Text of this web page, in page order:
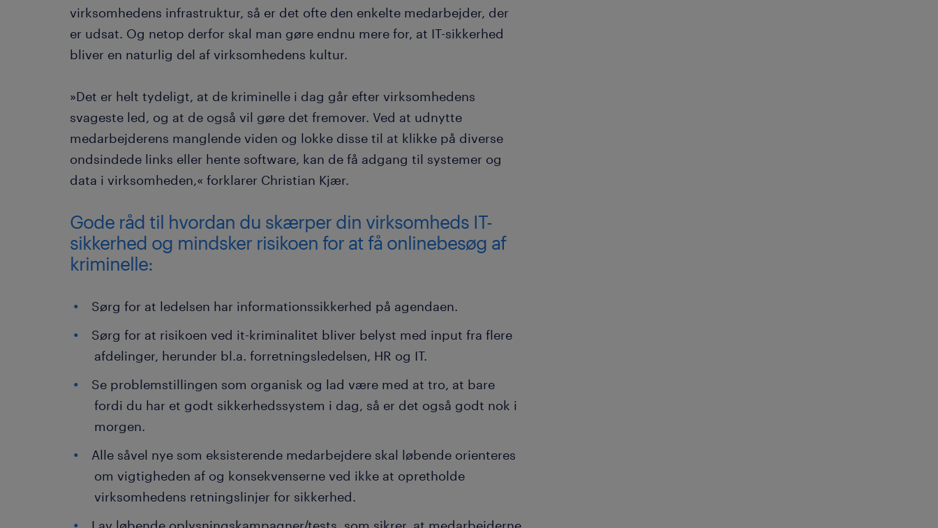
virksomhedens infrastruktur, så er det ofte den enkelte medarbejder, der
er udsat. Og netop derfor skal man gøre endnu mere for, at IT-sikkerhed
bliver en naturlig del af virksomhedens kultur.
»Det er helt tydeligt, at de kriminelle i dag går efter virksomhedens
svageste led, og at de også vil gøre det fremover. Ved at udnytte
medarbejderens manglende viden og lokke disse til at klikke på diverse
ondsindede links eller hente software, kan de få adgang til systemer og
data i virksomheden,« forklarer Christian Kjær.
Gode råd til hvordan du skærper din virksomheds IT-
sikkerhed og mindsker risikoen for at få onlinebesøg af
kriminelle:
Sørg for at ledelsen har informationssikkerhed på agendaen.
Sørg for at risikoen ved it-kriminalitet bliver belyst med input fra flere
afdelinger, herunder bl.a. forretningsledelsen, HR og IT.
Se problemstillingen som organisk og lad være med at tro, at bare
fordi du har et godt sikkerhedssystem i dag, så er det også godt nok i
morgen.
Alle såvel nye som eksisterende medarbejdere skal løbende orienteres
om vigtigheden af og konsekvenserne ved ikke at opretholde
virksomhedens retningslinjer for sikkerhed.